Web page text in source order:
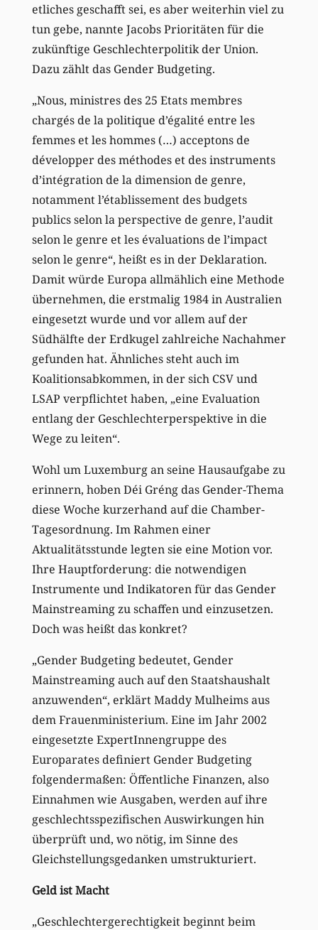
etliches geschafft sei, es aber weiterhin viel zu
tun gebe, nannte Jacobs Prioritäten für die
zukünftige Geschlechterpolitik der Union.
Dazu zählt das Gender Budgeting.
„Nous, ministres des 25 Etats membres
chargés de la politique d’égalité entre les
femmes et les hommes (…) acceptons de
développer des méthodes et des instruments
d’intégration de la dimension de genre,
notamment l’établissement des budgets
publics selon la perspective de genre, l’audit
selon le genre et les évaluations de l’impact
selon le genre“, heißt es in der Deklaration.
Damit würde Europa allmählich eine Methode
übernehmen, die erstmalig 1984 in Australien
eingesetzt wurde und vor allem auf der
Südhälfte der Erdkugel zahlreiche Nachahmer
gefunden hat. Ähnliches steht auch im
Koalitionsabkommen, in der sich CSV und
LSAP verpflichtet haben, „eine Evaluation
entlang der Geschlechterperspektive in die
Wege zu leiten“.
Wohl um Luxemburg an seine Hausaufgabe zu
erinnern, hoben Déi Gréng das Gender-Thema
diese Woche kurzerhand auf die Chamber-
Tagesordnung. Im Rahmen einer
Aktualitätsstunde legten sie eine Motion vor.
Ihre Hauptforderung: die notwendigen
Instrumente und Indikatoren für das Gender
Mainstreaming zu schaffen und einzusetzen.
Doch was heißt das konkret?
„Gender Budgeting bedeutet, Gender
Mainstreaming auch auf den Staatshaushalt
anzuwenden“, erklärt Maddy Mulheims aus
dem Frauenministerium. Eine im Jahr 2002
eingesetzte ExpertInnengruppe des
Europarates definiert Gender Budgeting
folgendermaßen: Öffentliche Finanzen, also
Einnahmen wie Ausgaben, werden auf ihre
geschlechtsspezifischen Auswirkungen hin
überprüft und, wo nötig, im Sinne des
Gleichstellungsgedanken umstrukturiert.
Geld ist Macht
„Geschlechtergerechtigkeit beginnt beim